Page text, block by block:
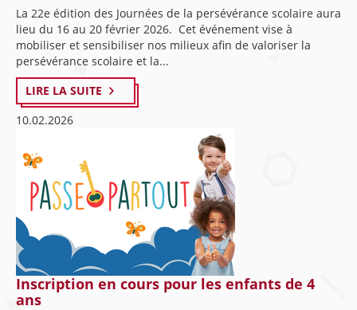
La 22e édition des Journées de la persévérance scolaire aura
lieu du 16 au 20 février 2026. Cet événement vise à
mobiliser et sensibiliser nos milieux afin de valoriser la
persévérance scolaire et la...
LIRE LA SUITE
10.02.2026
Inscription en cours pour les enfants de 4
ans